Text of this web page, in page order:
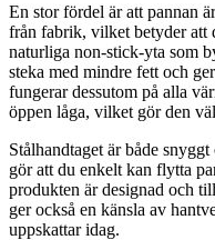
En stor fördel är att pannan
från fabrik, vilket betyder att
naturliga non-stick-yta som
steka med mindre fett och
fungerar dessutom på alla
öppen låga, vilket gör den
Stålhandtaget är både
gör att du enkelt kan flytta
produkten är designad och
ger också en känsla av
uppskattar idag.